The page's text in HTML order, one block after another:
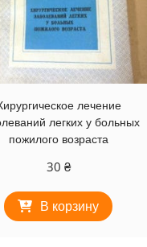
лечение
легких у больных
пожилого возраста
30 ₴
В корзину